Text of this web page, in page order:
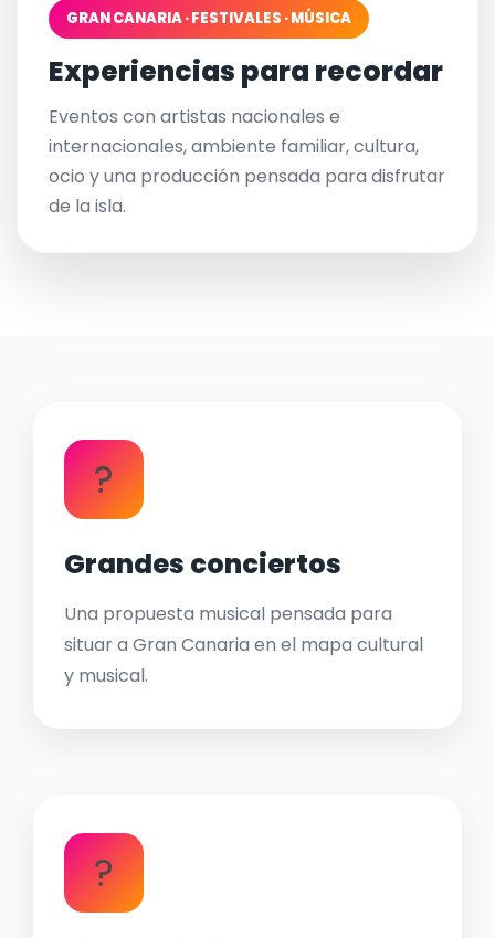
GRAN CANARIA · FESTIVALES · MÚSICA
Experiencias para recordar
Eventos con artistas nacionales e
internacionales, ambiente familiar, cultura,
ocio y una producción pensada para disfrutar
de la isla.
?
Grandes conciertos
Una propuesta musical pensada para
situar a Gran Canaria en el mapa cultural
y musical.
?